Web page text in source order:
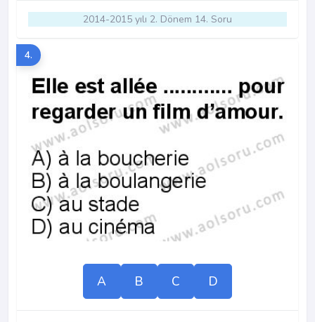
2014-2015 yılı 2. Dönem 14. Soru
4.
A B C D